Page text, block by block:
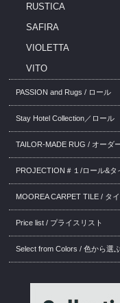
RUSTICA
SAFIRA
VIOLETTA
VITO
PASSION and Rugs / ロール
Stay Hotel Collection／ロール
TAILOR-MADE RUG / オーダ
PROJECTION＃１/ロール&タ
MOOREA CARPET TILE / タ
Price list / プライスリスト
Select from Colors / 色から選